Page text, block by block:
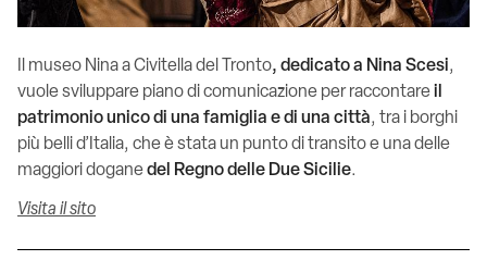
Il museo Nina a Civitella del Tronto, dedicato a Nina Scesi,
vuole sviluppare piano di comunicazione per raccontare il
patrimonio unico di una famiglia e di una città, tra i borghi
più belli d’Italia, che è stata un punto di transito e una delle
maggiori doganedel Regno delle Due Sicilie.
Visita il sito